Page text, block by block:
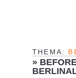
THEMA:
»